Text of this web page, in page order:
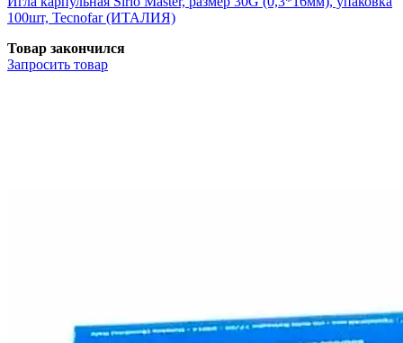
100шт, Tecnofar (ИТАЛИЯ)
Товар закончился
Запросить товар